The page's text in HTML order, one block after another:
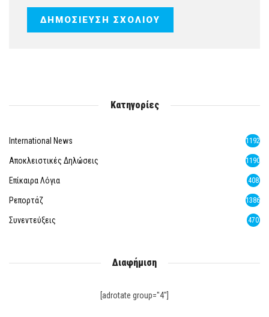
Κατηγορίες
International News 1192
Αποκλειστικές Δηλώσεις 1190
Επίκαιρα Λόγια 408
Ρεπορτάζ 1386
Συνεντεύξεις 470
Διαφήμιση
[adrotate group="4"]